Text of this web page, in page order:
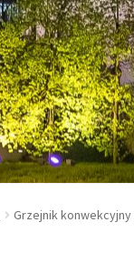
Grzejnik konwekcyjny